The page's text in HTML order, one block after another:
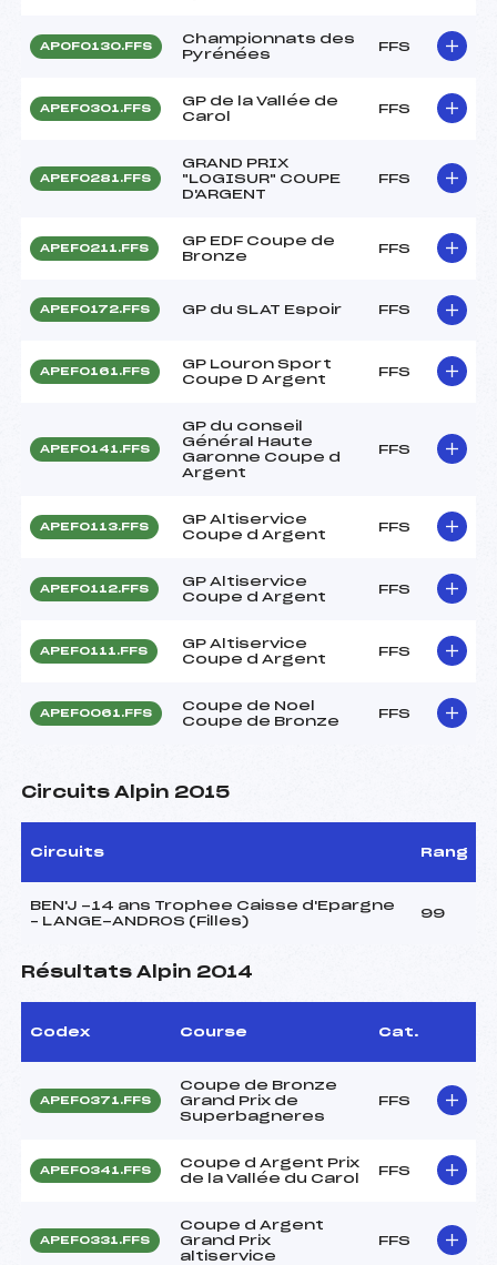
APOF0130.FFS
Championnats des
Pyrénées
FFS
APEF0301.FFS
GP de la Vallée de
Carol
FFS
APEF0281.FFS
GRAND PRIX
"LOGISUR" COUPE
D'ARGENT
FFS
APEF0211.FFS
GP EDF Coupe de
Bronze
FFS
APEF0172.FFS GP du SLAT Espoir FFS
APEF0161.FFS
GP Louron Sport
Coupe D Argent
FFS
APEF0141.FFS
GP du conseil
Général Haute
Garonne Coupe d
Argent
FFS
APEF0113.FFS
GP Altiservice
Coupe d Argent
FFS
APEF0112.FFS
GP Altiservice
Coupe d Argent
FFS
APEF0111.FFS
GP Altiservice
Coupe d Argent
FFS
APEF0061.FFS
Coupe de Noel
Coupe de Bronze
FFS
Circuits Alpin 2015
Circuits Rang
BEN'J -14 ans Trophee Caisse d'Epargne
– LANGE-ANDROS (Filles)
99
Résultats Alpin 2014
Codex Course Cat.
APEF0371.FFS
Coupe de Bronze
Grand Prix de
Superbagneres
FFS
APEF0341.FFS
Coupe d Argent Prix
de la Vallée du Carol
FFS
APEF0331.FFS
Coupe d Argent
Grand Prix
altiservice
FFS